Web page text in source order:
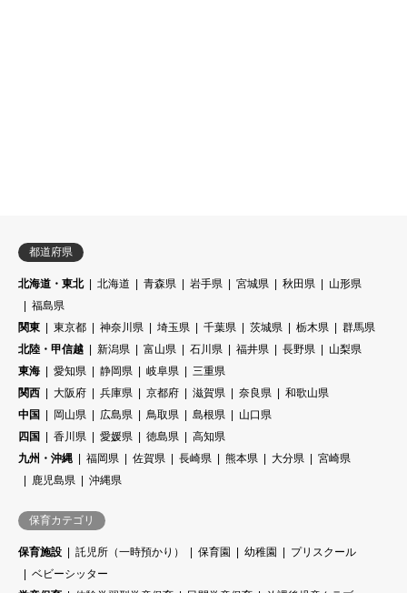
都道府県
北海道・東北 北海道 青森県 岩手県 宮城県 秋田県
山形県
福島県
関東
東京都 神奈川県 埼玉県 千葉県 茨城県 栃木県
群馬県
北陸・甲信越
新潟県 富山県 石川県 福井県 長野県
山梨県
東海
愛知県 静岡県 岐阜県
三重県
関西
大阪府 兵庫県 京都府 滋賀県 奈良県
和歌山県
中国
岡山県 広島県 鳥取県 島根県
山口県
四国
香川県 愛媛県 徳島県
高知県
九州・沖縄
福岡県 佐賀県 長崎県 熊本県 大分県
宮崎県
鹿児島県
沖縄県
保育カテゴリ
保育施設 託児所（一時預かり） 保育園 幼稚園
プリスクール
ベビーシッター